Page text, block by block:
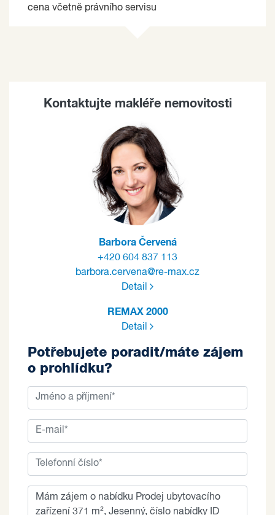
cena včetně právního servisu
Kontaktujte makléře nemovitosti
Barbora Červená
+420 604 837 113
barbora.cervena@re-max.cz
Detail
REMAX 2000
Detail
Potřebujete poradit/máte zájem
o prohlídku?